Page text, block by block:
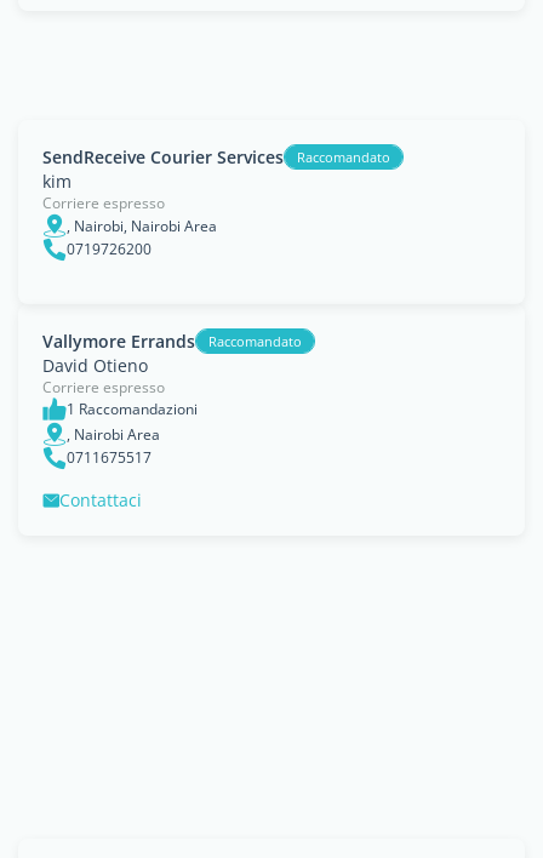
SendReceive Courier Services Raccomandato
kim
Corriere espresso
, Nairobi, Nairobi Area
0719726200
Vallymore Errands Raccomandato
David Otieno
Corriere espresso
1 Raccomandazioni
, Nairobi Area
0711675517
Contattaci